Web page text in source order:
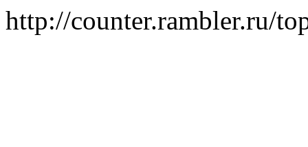
http://counter.rambler.ru/